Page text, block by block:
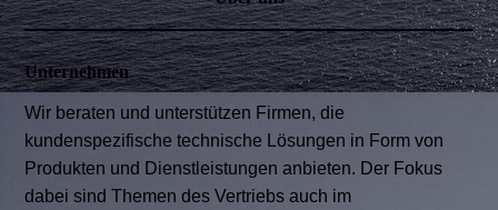
Unternehmen
Wir beraten und unterstützen Firmen, die
kundenspezifische technische Lösungen in Form von
Produkten und Dienstleistungen anbieten. Der Fokus
dabei sind Themen des Vertriebs auch im